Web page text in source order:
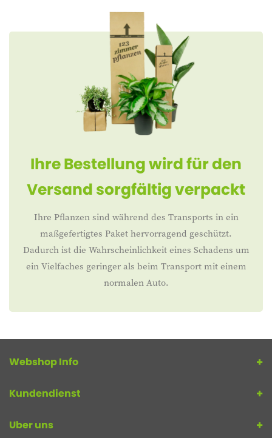
Ihre Bestellung wird für den
Versand sorgfältig verpackt
Ihre Pflanzen sind während des Transports in ein
maßgefertigtes Paket hervorragend geschützt.
Dadurch ist die Wahrscheinlichkeit eines Schadens um
ein Vielfaches geringer als beim Transport mit einem
normalen Auto.
Webshop Info
Kundendienst
Uber uns